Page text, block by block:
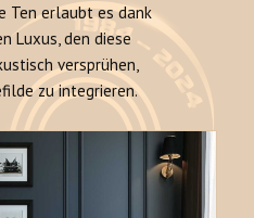
Ten erlaubt es dank
Luxus, den diese
versprühen,
zu integrieren.